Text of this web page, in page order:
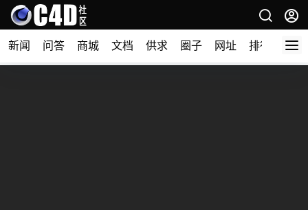
新闻 问答 商城 文档 供求 圈子 网址 排行榜